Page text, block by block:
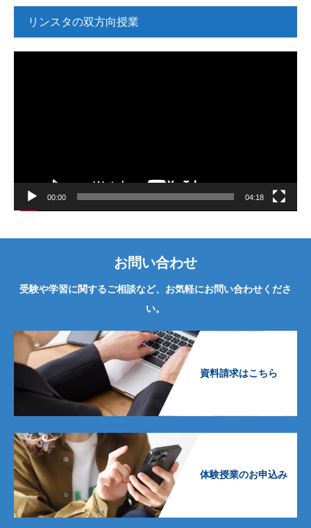
リンスタの双方向授業
00:00 04:18
お問い合わせ
受験や学習に関するご相談など、お気軽にお問い合わせくださ
い。
資料請求はこちら
体験授業のお申込み